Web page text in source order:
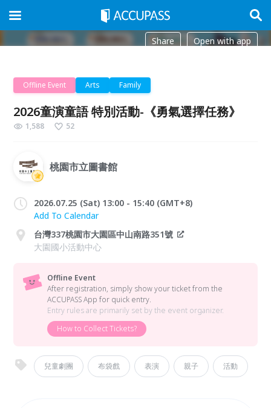
Share Open with app
Offline Event Arts Family
2026童演童語 特別活動-《勇氣選擇任務》
1,588 52
桃園市立圖書館
2026.07.25 (Sat) 13:00 - 15:40 (GMT+8)
Add To Calendar
台灣337桃園市大園區中山南路351號
大園國小活動中心
Offline Event
After registration, simply show your ticket from the
ACCUPASS App for quick entry.
Entry rules are primarily set by the event organizer.
How to Collect Tickets?
兒童劇團 布袋戲 表演 親子 活動